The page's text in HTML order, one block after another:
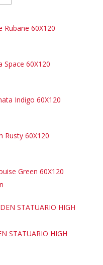
60X120
60X120
60X120
60X120
60X120
STATUARIO HIGH